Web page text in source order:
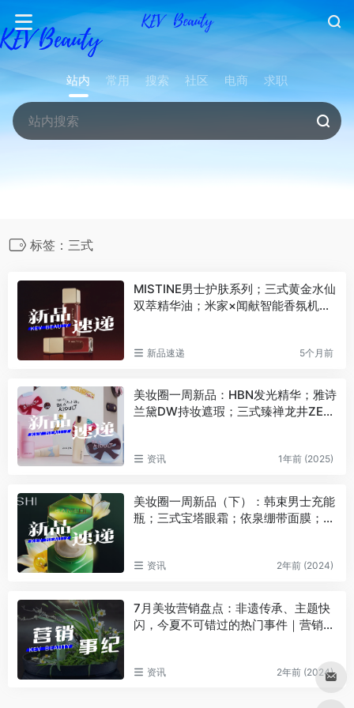
站内 常用 搜索 社区 电商 求职
标签：三式
MISTINE男士护肤系列；三式黄金水仙
双萃精华油；米家×闻献智能香氛机；
新品速递 5个月前
美妆圈一周新品：HBN发光精华；雅诗
兰黛DW持妆遮瑕；三式臻禅龙井ZEN
资讯 1年前 (2025)
美妆圈一周新品（下）：韩束男士充能
瓶；三式宝塔眼霜；依泉绷带面膜；
资讯 2年前 (2024)
7月美妆营销盘点：非遗传承、主题快
闪，今夏不可错过的热门事件｜营销事
资讯 2年前 (2024)